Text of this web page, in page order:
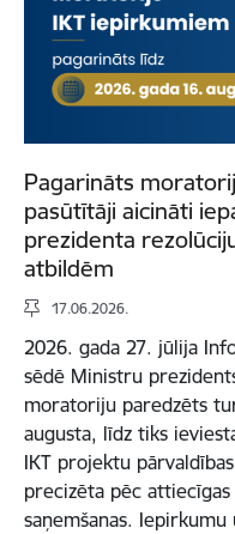
Pagarināts
pasūtītāji aicināti
prezidenta
atbildēm
17.06.2026.
2026. gada 27. jūlija
sēdē Ministru
moratoriju paredzēts
augusta, līdz tiks
IKT projektu
precizēta pēc
saņemšanas.